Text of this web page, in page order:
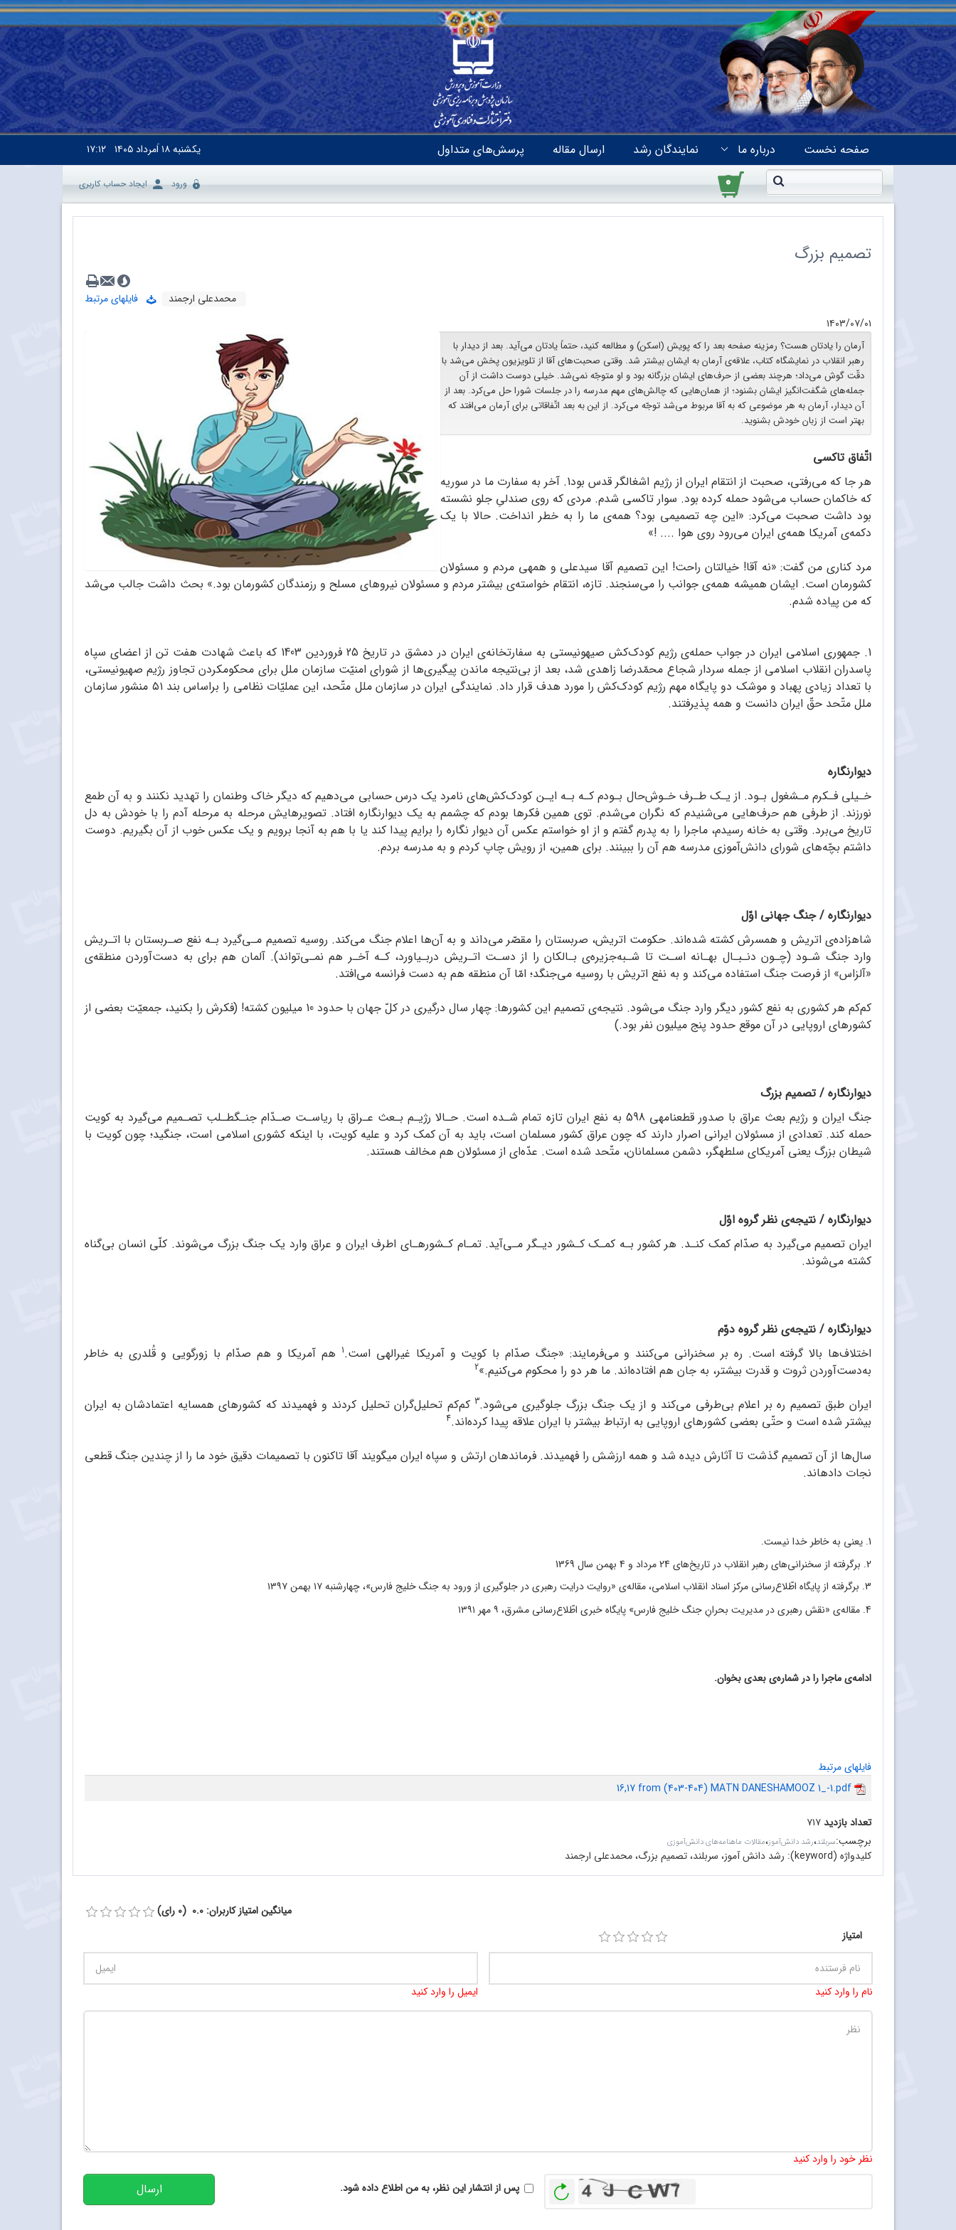
صفحه نخست درباره ما نمایندگان رشد ارسال مقاله پرسش‌های متداول یکشنبه۱۸ اَمرداد ۱۴۰۵ ۱۷:۱۲
۰ ورود ایجاد حساب کاربری
تصمیم بزرگ
محمدعلی ارجمند
فایلهای مرتبط
۱۴۰۳/۰۷/۰۱
آرمان را یادتان هست؟ رمزینه‌ صفحه‌ بعد را که پویش (اسکن) و مطالعه کنید، حتماً یادتان می‌آید. بعد از دیدار با
رهبر انقلاب در نمایشگاه کتاب، علاقه‌ی آرمان به ایشان بیشتر شد. وقتی صحبت‌های آقا از تلویزیون پخش می‌شد با
دقّت گوش می‌داد؛ هرچند بعضی از حرف‌های ایشان بزرگانه بود و او متوجّه نمی‌شد. خیلی دوست داشت از آن
جمله‌های شگفت‌انگیز ایشان بشنود؛ از همان‌هایی که چالش‌‏های مهم مدرسه را در جلسات شورا حل می‌‏کرد. بعد از
آن دیدار، آرمان به هر موضوعی که به آقا مربوط می‌شد توجّه می‌کرد. از این به بعد اتّفاقاتی برای آرمان می‌افتد که
بهتر است از زبان خودش بشنوید.
اتّفاق تاکسی
هر جا که می‌رفتی، صحبت از انتقام ایران از رژیم اشغالگر قدس بود1. آخر به سفارت ما در سوریه
که خاکمان حساب می‌شود حمله کرده بود. سوار تاکسی شدم. مردی که روی صندلیِ جلو نشسته
بود داشت صحبت می‌کرد: «این چه تصمیمی بود؟ همه‌ی ما را به خطر انداخت. حالا با یک
دکمه‌ی آمریکا همه‌ی ایران می‌رود روی هوا .... !»
مرد کناری من گفت: «نه آقا! خیالتان راحت! این تصمیم آقا سید‏علی و همه‏ی مردم و مسئولان
کشورمان است. ایشان همیشه همه‌ی جوانب را می‌سنجند. تازه، انتقام خواسته‌ی بیشتر مردم و مسئولان نیروهای مسلح و رزمندگان کشورمان بود.» بحث داشت جالب می‌شد
که من پیاده شدم.
1. جمهوری اسلامی ایران در جواب حمله‌ی رژیم کودک‌کش صیهونیستی به سفارتخانه‌ی ایران در دمشق در تاریخ 25 فروردین 1403 که باعث شهادت هفت تن از اعضای سپاه
پاسدران انقلاب اسلامی از جمله سردار شجاع محمّدرضا زاهدی شد، بعد از بی‌نتیجه ماندن پیگیری‌ها از شورای امنیّت سازمان ملل برای محکوم‏کردن تجاوز رژیم صهیونیستی،
با تعداد زیادی پهباد و موشک دو پایگاه مهم رژیم کودک‌کش را مورد هدف قرار داد. نمایندگی ایران در سازمان ملل متّحد، این عملیّات نظامی را براساس بند ۵۱ منشور سازمان
ملل متّحد حقّ ایران دانست و همه پذیرفتند.
دیوارنگاره
خـیلی فـکرم مـشغول بـود. از یـک طـرف خـوش‌حال بـودم کـه بـه ایـن کودک‌کش‌های نامرد یک درس حسابی می‌دهیم که دیگر خاک وطن‏مان را تهدید نکنند و به آن طمع
نورزند. از طرفی هم حرف‌هایی می‌شنیدم که نگران می‌شدم. توی همین فکرها بودم که چشمم به یک دیوارنگاره افتاد. تصویرهایش مرحله به مرحله آدم را با خودش به دل
تاریخ می‌برد. وقتی به خانه رسیدم، ماجرا را به پدرم گفتم و از او خواستم عکس آن دیوار نگاره را برایم پیدا کند یا با هم به آنجا برویم و یک عکس خوب از آن بگیریم. دوست
داشتم بچّه‌های شورای دانش‌آموزی مدرسه هم آن را ببینند. برای همین، از رویش چاپ کردم و به مدرسه بردم.
دیوارنگاره / جنگ جهانی اوّل
شاهزاده‌ی اتریش و همسرش کشته شده‌اند. حکومت اتریش، صربستان را مقصّر می‌داند و به آن‌ها اعلام جنگ می‌کند. روسیه تصمیم مـی‌گیرد بـه نفع صـربستان با اتـریش
وارد جنگ شـود (چـون دنـبـال بهـانه اسـت تا شـبه‌جزیره‌ی بـالکان را از دسـت اتـریش دربـیاورد، کـه آخـر هم نمـی‌تواند). آلمان هم برای به دست‌آوردن منطقه‌ی
«آلزاس» از فرصت جنگ استفاده می‌کند و به نفع اتریش با روسیه می‌جنگد؛ امّا آن منطقه هم به دست فرانسه می‌افتد.
کم‌کم هر کشوری به نفع کشور دیگر وارد جنگ می‌شود. نتیجه‌ی تصمیم این کشورها: چهار سال درگیری در کلّ جهان با حدود 10 میلیون کشته! (فکرش را بکنید، جمعیّت بعضی از
کشورهای اروپایی در آن موقع حدود پنج میلیون نفر بود.)
دیوارنگاره / تصمیم بزرگ
جنگ ایران و رژیم بعث عراق با صدور قطعنامه‏ی 598 به نفع ایران تازه تمام شـده است. حـالا رژیـم بـعث عـراق با ریاسـت صـدّام جنـگ‏طـلب تصـمیم می‌گیرد به کویت
حمله کند. تعدادی از مسئولان ایرانی اصرار دارند که چون عراق کشور مسلمان است، باید به آن کمک کرد و علیه کویت، با اینکه کشوری اسلامی است، جنگید؛ چون کویت با
شیطان بزرگ یعنی آمریکای سلطه‏گر، دشمن مسلمانان، متّحد شده است. عدّه‌ای از مسئولان هم مخالف هستند.
دیوارنگاره / نتیجه‌ی نظر گروه اوّل
ایران تصمیم می‌گیرد به صدّام کمک کنـد. هر کشور بـه کمـک کـشور دیـگر مـی‌آید. تمـام کـشورهـای اطرف ایران و عراق وارد یک جنگ بزرگ می‌شوند. کلّی انسان بی‌گناه
کشته می‌شوند.
دیوارنگاره / نتیجه‌ی نظر گروه دوّم
اختلاف‌ها بالا گرفته است. ره بر سخنرانی می‌کنند و می‌فرمایند: «جنگ صدّام با کویت و آمریکا غیر‌الهی است.1هم آمریکا و هم صدّام با زورگویی و قُلدری به خاطر
به‌دست‌آوردن ثروت و قدرت بیشتر، به جان هم افتاده‌اند. ما هر دو را محکوم می‌کنیم.»2
ایران طبق تصمیم ره بر اعلام بی‌طرفی می‌کند و از یک جنگ بزرگ جلوگیری می‌شود.3کم‌کم تحلیل‌گران تحلیل کردند و فهمیدند که کشورهای همسایه اعتمادشان به ایران
بیشتر شده است و حتّی بعضی کشورهای اروپایی به ارتباط بیشتر با ایران علاقه‌ پیدا کرده‌اند.4
سال‌ها از آن تصمیم گذشت تا آثارش دیده شد و همه ارزشش را فهمیدند. فرماندهان ارتش و سپاه ایران می‏گویند آقا تاکنون با تصمیمات دقیق خود ما را از چندین جنگ قطعی
نجات داده‏اند.
1. یعنی به خاطر خدا نیست.
2. برگرفته از سخنرانی‌های رهبر انقلاب در تاریخ‌های 24 مرداد و 4 بهمن سال 1369
3. برگرفته از پایگاه اطّلاع‌رسانی مرکز اسناد انقلاب اسلامی، مقاله‌ی «روایت درایت رهبری در جلوگیری از ورود به جنگ خلیج فارس»، چهارشنبه ۱۷ بهمن ۱۳۹۷
4. مقاله‌ی «نقش رهبری در مدیریت بحرانِ جنگ خلیج فارس» پایگاه خبری اطّلاع‌رسانی مشرق، ۹ مهر ۱۳۹۱
ادامه‌ی ماجرا را در شماره‌ی بعدی بخوان.
فایلهای مرتبط
16,17 from (403-404) MATN DANESHAMOOZ 1_-1.pdf
تعداد بازدید۷۱۷
برچسب:سربلند،رشد دانش‌آموز،مقالات ماهنامه‌های دانش‌آموزی
کلیدواژه (keyword): رشد دانش آموز، سربلند، تصمیم بزرگ، محمدعلی ارجمند
میانگین امتیاز کاربران: 0.0 (0 رای)
امتیاز
نام را وارد کنید ایمیل را وارد کنید
نظر خود را وارد کنید
بازخوانیپس از انتشار این نظر، به من اطلاع داده شود. ارسال